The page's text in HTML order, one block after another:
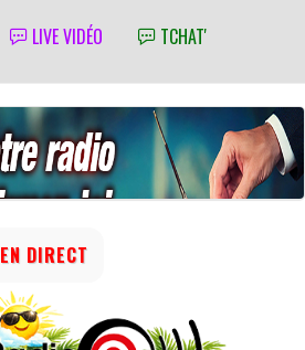
LIVE VIDÉO TCHAT'
EN DIRECT